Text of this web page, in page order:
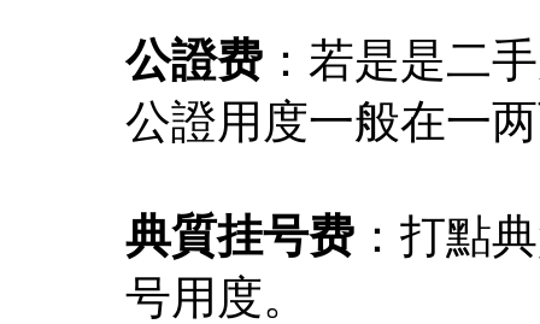
公證费 ：若是是二
公證用度一般在一
典質挂号费 ：打點
号用度。